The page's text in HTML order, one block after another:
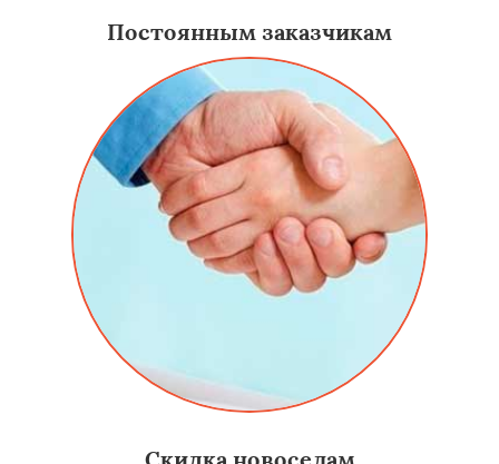
Постоянным заказчикам